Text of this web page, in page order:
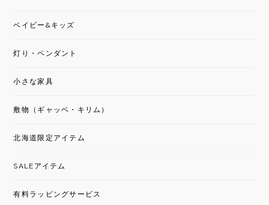
ベイビー&キッズ
灯り・ペンダント
小さな家具
敷物（ギャッベ・キリム）
北海道限定アイテム
SALEアイテム
有料ラッピングサービス